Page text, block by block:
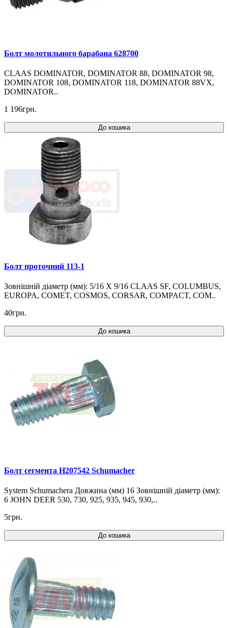
Болт молотильного барабана 628700
CLAAS DOMINATOR, DOMINATOR 88, DOMINATOR 98,
DOMINATOR 108, DOMINATOR 118, DOMINATOR 88VX,
DOMINATOR..
1 196грн.
До кошика
Болт проточний 113-1
Зовнішній діаметр (мм): 5/16 X 9/16 CLAAS SF, COLUMBUS,
EUROPA, COMET, COSMOS, CORSAR, COMPACT, COM..
40грн.
До кошика
Болт сегмента H207542 Schumacher
System Schumachera Довжина (мм) 16 Зовнішній діаметр (мм):
6 JOHN DEER 530, 730, 925, 935, 945, 930,..
5грн.
До кошика